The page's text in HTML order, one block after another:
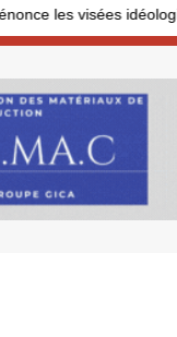
idéologiques au